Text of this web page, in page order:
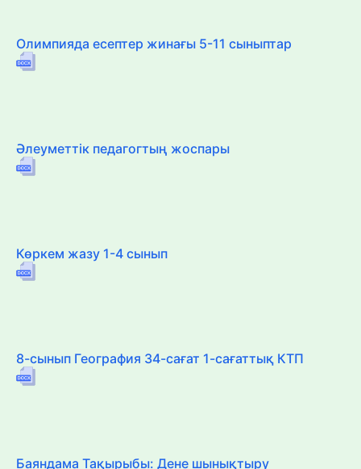
Олимпияда есептер жинағы 5-11 сыныптар
Әлеуметтік педагогтың жоспары
Көркем жазу 1-4 сынып
8-сынып География 34-сағат 1-сағаттық КТП
Баяндама Тақырыбы: Дене шынықтыру